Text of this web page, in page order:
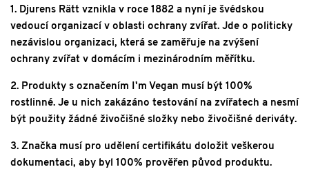
1. Djurens Rätt vznikla v roce 1882 a nyní je švédskou
vedoucí organizací v oblasti ochrany zvířat. Jde o politicky
nezávislou organizaci, která se zaměřuje na zvýšení
ochrany zvířat v domácím i mezinárodním měřítku.
2. Produkty s označením I'm Vegan musí být 100%
rostlinné. Je u nich zakázáno testování na zvířatech a nesmí
být použity žádné živočišné složky nebo živočišné deriváty.
3. Značka musí pro udělení certifikátu doložit veškerou
dokumentaci, aby byl 100% prověřen původ produktu.